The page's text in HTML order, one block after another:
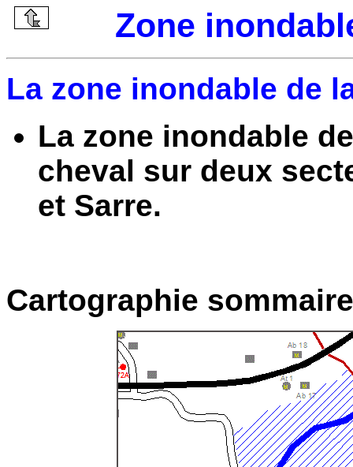
Zone
La zone inondable de
La zone inondable
cheval sur deux
et Sarre.
Cartographie